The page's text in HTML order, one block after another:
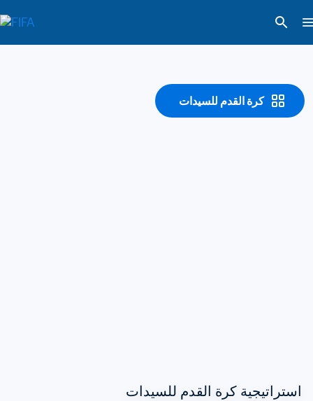
كرة القدم للسيدات
استراتيجية كرة القدم للسيدات